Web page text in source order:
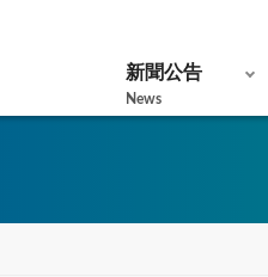
新聞公告
News